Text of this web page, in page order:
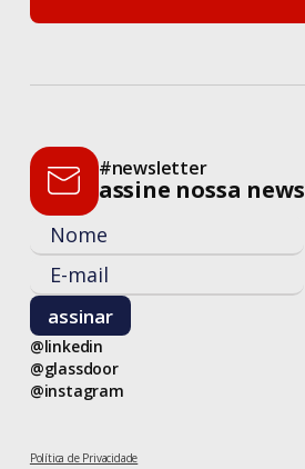
entre em contato
#newsletter
assine nossa news
@linkedin
@glassdoor
@instagram
Política de Privacidade